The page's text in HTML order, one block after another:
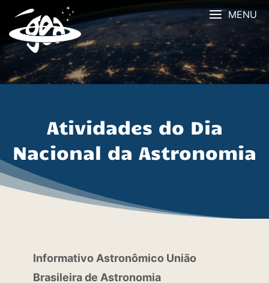
content
MENU
Atividades do Dia
Nacional da Astronomia
Informativo Astronômico União
Brasileira de Astronomia